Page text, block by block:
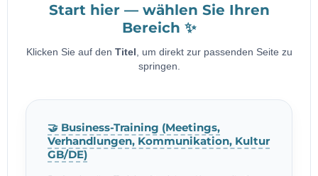
Start hier — wählen Sie Ihren
Bereich ✨
Klicken Sie auf den Titel
, um direkt zur passenden Seite zu
springen.
🤝 Business-Training (Meetings,
Verhandlungen, Kommunikation, Kultur
GB/DE)